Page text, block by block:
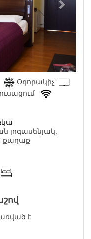
Օդորակիչ
լոգասենյակ,
քաղաք
է